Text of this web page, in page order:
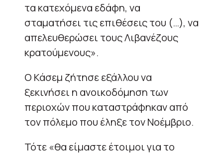
τα κατεχόμενα εδάφη, να
σταματήσει τις επιθέσεις του (…), να
απελευθερώσει τους Λιβανέζους
κρατούμενους».
Ο Κάσεμ ζήτησε εξάλλου να
ξεκινήσει η ανοικοδόμηση των
περιοχών που καταστράφηκαν από
τον πόλεμο που έληξε τον Νοέμβριο.
Τότε «θα είμαστε έτοιμοι για το